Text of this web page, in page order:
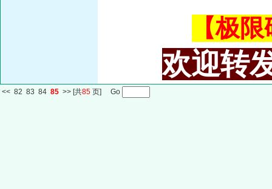
【极
欢迎转
<< 82 83 84 85 >> [共85 页] Go